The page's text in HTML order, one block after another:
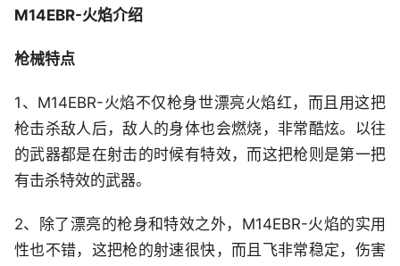
M14EBR-火焰介绍
枪械特点
1、M14EBR-火焰不仅枪身世漂亮火焰红，而且用这把
枪击杀敌人后，敌人的身体也会燃烧，非常酷炫。以往
的武器都是在射击的时候有特效，而这把枪则是第一把
有击杀特效的武器。
2、除了漂亮的枪身和特效之外，M14EBR-火焰的实用
性也不错，这把枪的射速很快，而且飞非常稳定，伤害